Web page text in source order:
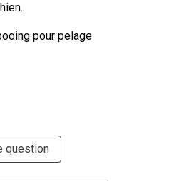
pour pelage
question